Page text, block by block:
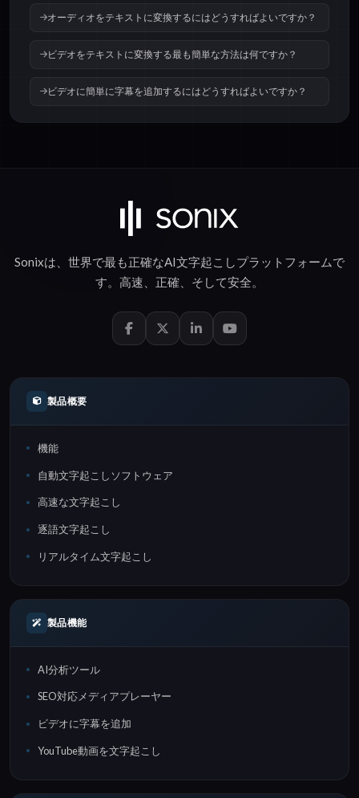
オーディオをテキストに変換するにはどうすればよいですか？
ビデオをテキストに変換する最も簡単な方法は何ですか？
ビデオに簡単に字幕を追加するにはどうすればよいですか？
Sonixは、世界で最も正確なAI文字起こしプラットフォームで
す。 高速 正確 、そして安全。
製品概要
機能
自動文字起こしソフトウェア
高速な文字起こし
逐語文字起こし
リアルタイム文字起こし
製品機能
AI分析ツール
SEO対応メディアプレーヤー
ビデオに字幕を追加
YouTube動画を文字起こし